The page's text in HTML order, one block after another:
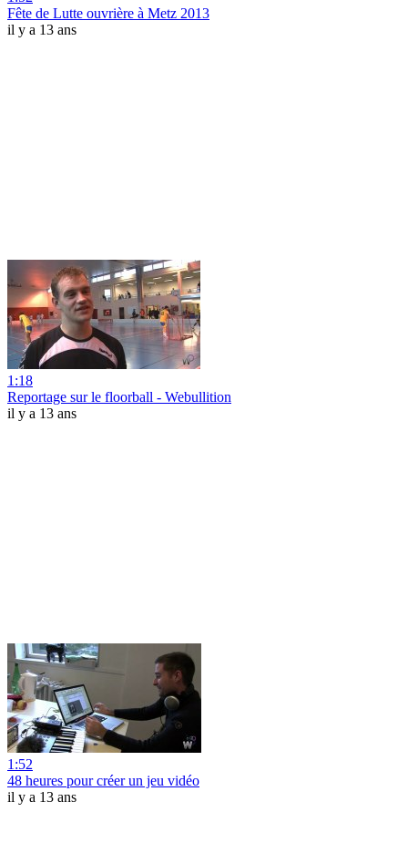
Fête de Lutte ouvrière à Metz 2013
il y a 13 ans
1:18
Reportage sur le floorball - Webullition
il y a 13 ans
1:52
48 heures pour créer un jeu vidéo
il y a 13 ans